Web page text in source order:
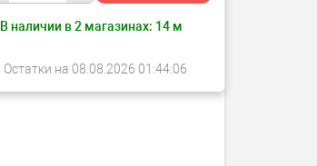
В наличии в2 магазинах: 14 м
Остатки на 08.08.2026 01:44:06